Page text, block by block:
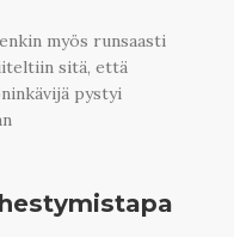
myös runsaasti
sitä, että
pystyi